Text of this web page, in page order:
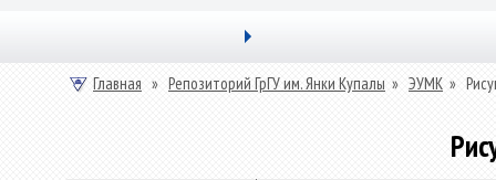
Главная » Репозиторий ГрГУ им. Янки Купалы » ЭУМК »